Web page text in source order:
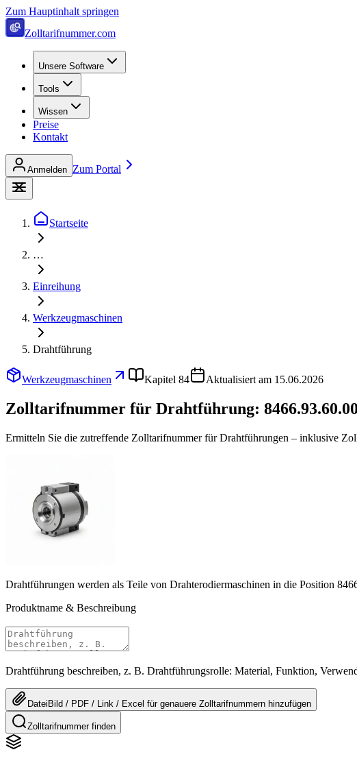
Zum Hauptinhalt springen
Zolltarifnummer.com
Unsere Software
Tools
Wissen
Preise
Kontakt
Anmelden Zum Portal
Startseite
…
Einreihung
Werkzeugmaschinen
Drahtführung
Werkzeugmaschinen Kapitel 84 Aktualisiert am 15.06.2026
Zolltarifnummer für Drahtführung:
Ermitteln Sie die zutreffende Zolltarifnummer für Drahtführungen – inklusive
Drahtführungen werden als Teile von Drahterodiermaschinen in die Position
Produktname & Beschreibung
Drahtführung beschreiben, z. B. Drahtführungsrolle: Material, Funktion,
Datei Bild / PDF / Link / Excel für genauere Zolltarifnummern hinzufügen
Zolltarifnummer finden